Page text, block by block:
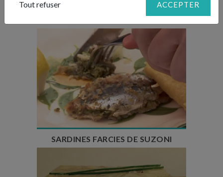
Temps de préparation : 50 min
Temps de cuisson : 25 min
Nombre de couverts : 4 à 8
SARDINES FARCIES DE SUZONI
Tout refuser ACCEPTER